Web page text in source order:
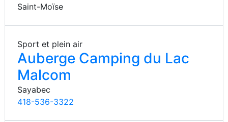
Saint-Moïse
Sport et plein air
Auberge Camping du Lac
Malcom
Sayabec
418-536-3322